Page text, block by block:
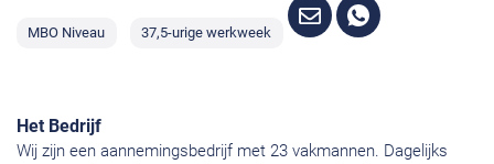
MBO Niveau 37,5-urige werkweek
Het Bedrijf
Wij zijn een aannemingsbedrijf met 23 vakmannen. Dagelijks